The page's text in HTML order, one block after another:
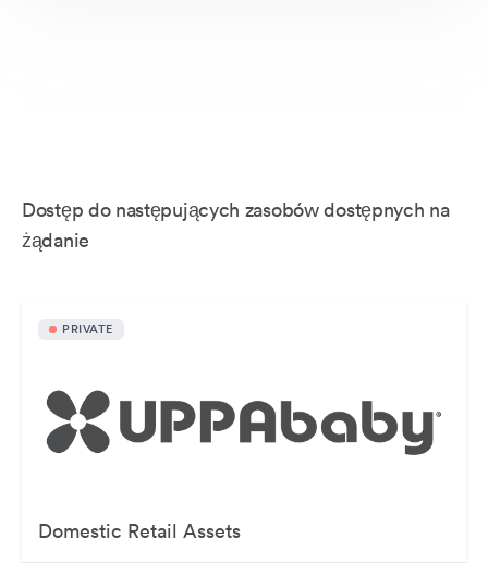
Dostęp do następujących zasobów dostępnych na
żądanie
PRIVATE
Domestic Retail Assets